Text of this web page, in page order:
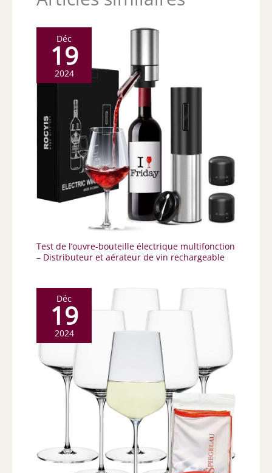
Déc
19
2024
Test de l’ouvre-bouteille électrique multifonction
– Distributeur et aérateur de vin rechargeable
Déc
19
2024